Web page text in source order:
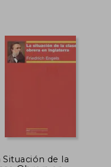
Situación de la